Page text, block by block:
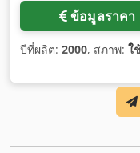
ข้อมูลราคา
ปีที่ผลิต: 2000, สภาพ: ใ